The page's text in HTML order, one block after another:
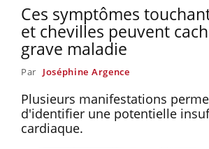
Ces symptômes
et chevilles peuvent
grave maladie
Par Joséphine Argence
Plusieurs manifestations
d'identifier une potentielle
cardiaque.